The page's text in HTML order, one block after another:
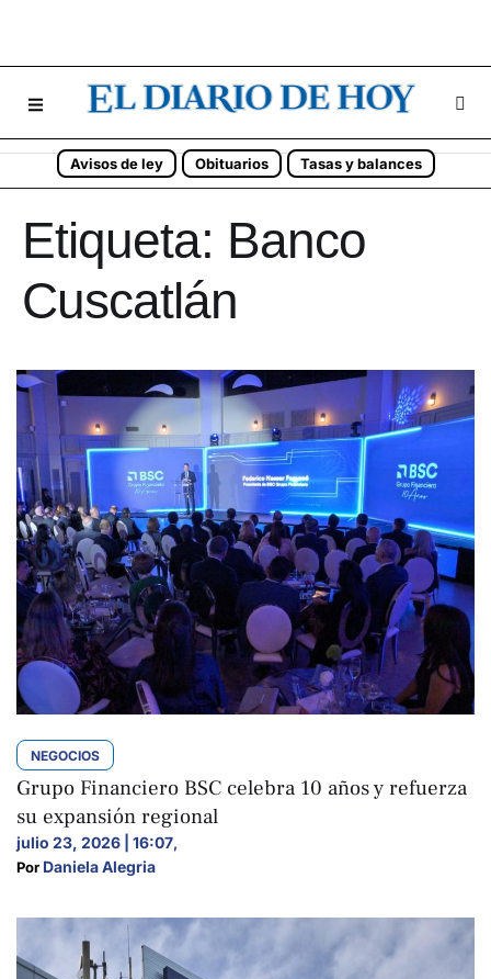
Avisos de ley Obituarios Tasas y balances
Etiqueta: Banco
Cuscatlán
NEGOCIOS
Grupo Financiero BSC celebra 10 años y refuerza
su expansión regional
julio 23, 2026 | 16:07,
Por Daniela Alegria